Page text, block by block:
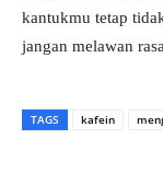
kantukmu tetap
jangan melawan
TAGS kafein